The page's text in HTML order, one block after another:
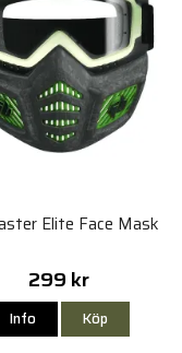
Elite Face Mask
299 kr
Info Köp